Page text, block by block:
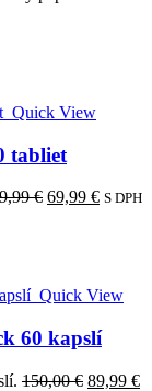
Quick View
tabliet
€ Pôvodná
69,99 € S DPH
Quick View
60 kapslí
150,00€ Pôvodná
89,99 €